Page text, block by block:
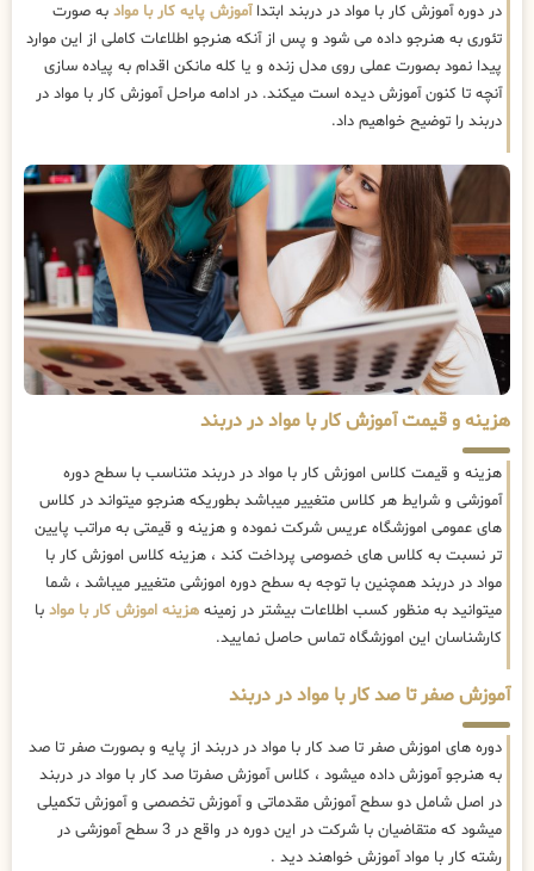
در دوره آموزش کار با مواد در دربند ابتداآموزش پایه کار با مواد به صورت
تئوری به هنرجو داده می شود و پس از آنکه هنرجو اطلاعات کاملی از این موارد
پیدا نمود بصورت عملی روی مدل زنده و یا کله مانکن اقدام به پیاده سازی
آنچه تا کنون آموزش دیده است میکند. در ادامه مراحل آموزش کار با مواد در
دربند را توضیح خواهیم داد.
هزینه و قیمت آموزش کار با مواد در دربند
هزینه و قیمت کلاس اموزش کار با مواد در دربند متناسب با سطح دوره
آموزشی و شرایط هر کلاس متغییر میباشد بطوریکه هنرجو میتواند در کلاس
های عمومی اموزشگاه عریس شرکت نموده و هزینه و قیمتی به مراتب پایین
تر نسبت به کلاس های خصوصی پرداخت کند ، هزینه کلاس اموزش کار با
مواد در دربند همچنین با توجه به سطح دوره اموزشی متغییر میباشد ، شما
میتوانید به منظور کسب اطلاعات بیشتر در زمینه هزینه اموزش کار با مواد با
کارشناسان این اموزشگاه تماس حاصل نمایید.
آموزش صفر تا صد کار با مواد در دربند
دوره های اموزش صفر تا صد کار با مواد در دربند از پایه و بصورت صفر تا صد
به هنرجو آموزش داده میشود ، کلاس آموزش صفرتا صد کار با مواد در دربند
در اصل شامل دو سطح آموزش مقدماتی و آموزش تخصصی و آموزش تکمیلی
میشود که متقاضیان با شرکت در این دوره در واقع در 3 سطح آموزشی در
رشته کار با مواد آموزش خواهند دید .